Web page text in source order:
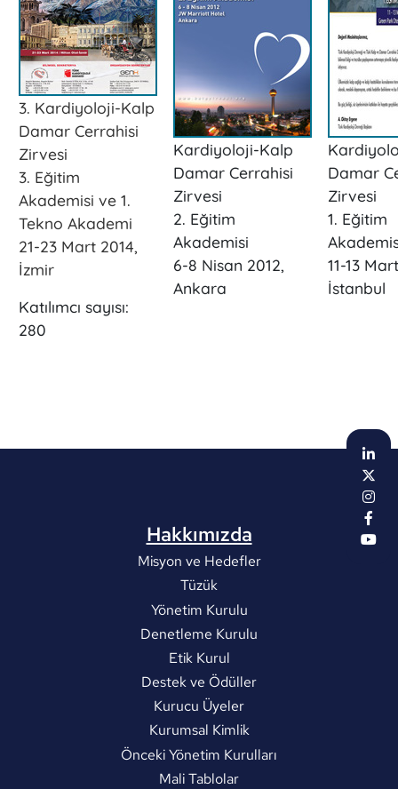
3. Kardiyoloji-Kalp
Damar Cerrahisi
Zirvesi
3. Eğitim
Akademisi ve 1.
Tekno Akademi
21-23 Mart 2014,
İzmir
Katılımcı sayısı:
280
Kardiyoloji-Kalp
Damar Cerrahisi
Zirvesi
2. Eğitim
Akademisi
6-8 Nisan 2012,
Ankara
Damar
Zirvesi
1. Eğitim
11-13
İstanbul
Hakkımızda
Misyon ve Hedefler
Tüzük
Yönetim Kurulu
Denetleme Kurulu
Etik Kurul
Destek ve Ödüller
Kurucu Üyeler
Kurumsal Kimlik
Önceki Yönetim Kurulları
Mali Tablolar